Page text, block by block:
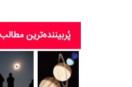
پُربیننده‌ترین‌